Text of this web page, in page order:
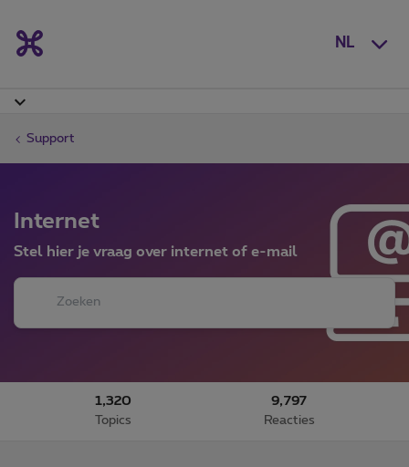
NL
Support
Internet
Stel hier je vraag over internet of e-mail
1,320
Topics
9,797
Reacties